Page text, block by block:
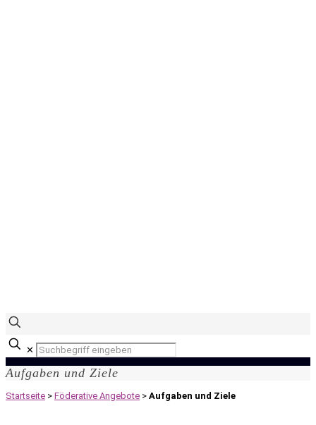
✕
Aufgaben und Ziele
Startseite > Föderative Angebote > Aufgaben und Ziele